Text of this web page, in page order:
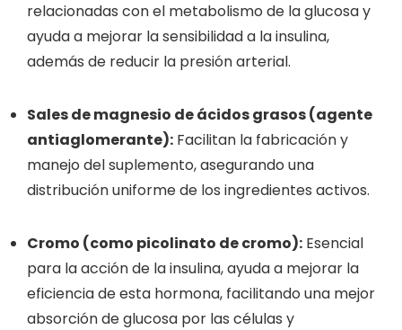
relacionadas con el metabolismo de la glucosa y
ayuda a mejorar la sensibilidad a la insulina,
además de reducir la presión arterial.
Sales de magnesio de ácidos grasos (agente
antiaglomerante): Facilitan la fabricación y
manejo del suplemento, asegurando una
distribución uniforme de los ingredientes activos.
Cromo (como picolinato de cromo): Esencial
para la acción de la insulina, ayuda a mejorar la
eficiencia de esta hormona, facilitando una mejor
absorción de glucosa por las células y